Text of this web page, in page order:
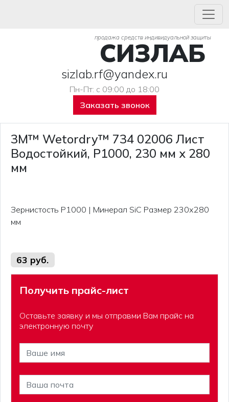
продажа средств индивидуальной защиты
СИЗЛАБ
sizlab.rf@yandex.ru
Пн-Пт: с 09:00 до 18:00
Заказать звонок
3M™ Wetordry™ 734 02006 Лист
Водостойкий, P1000, 230 мм х 280
мм
Зернистость P1000 | Минерал SiC Размер 230х280
мм
63 руб.
Получить прайс-лист
Оставьте заявку и мы отправми Вам прайс на
электронную почту